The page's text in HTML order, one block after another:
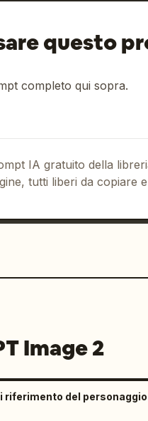
questo
completo qui sopra.
IA gratuito della
tutti liberi da copiare
Image 2
riferimento del personaggio